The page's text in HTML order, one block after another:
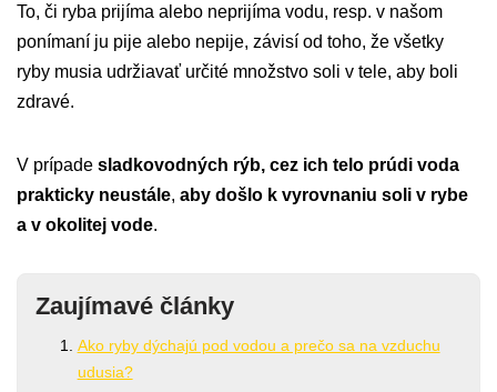
To, či ryba prijíma alebo neprijíma vodu, resp. v našom
ponímaní ju pije alebo nepije, závisí od toho, že všetky
ryby musia udržiavať určité množstvo soli v tele, aby boli
zdravé.
V prípade sladkovodných rýb, cez ich telo prúdi voda
prakticky neustále, aby došlo k vyrovnaniu soli v rybe
a v okolitej vode.
Zaujímavé články
Ako ryby dýchajú pod vodou a prečo sa na vzduchu
udusia?